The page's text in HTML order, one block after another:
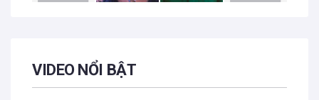
VIDEO NỔI BẬT